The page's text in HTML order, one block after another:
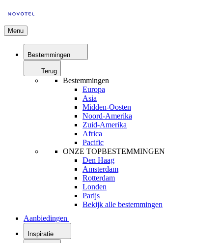
Menu
Bestemmingen
Terug
Bestemmingen
Europa
Asia
Midden-Oosten
Noord-Amerika
Zuid-Amerika
Africa
Pacific
ONZE TOPBESTEMMINGEN
Den Haag
Amsterdam
Rotterdam
Londen
Parijs
Bekijk alle bestemmingen
Aanbiedingen
Inspiratie